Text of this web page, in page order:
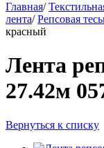
Главная/
лента/ Репсовая
красный
Лента
27.42м
Вернуться к списку